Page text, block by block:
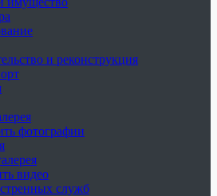
и реконструкция
фотографии
видео
служб